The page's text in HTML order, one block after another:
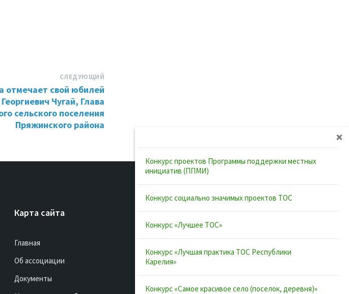
СЛЕДУЮЩИЙ
отмечает свой юбилей
Чугай, Глава
сельского поселения
Пряжинского района
Карта сайта
Главная
Об ассоциации
Документы
Полезные ссылки
Карелия
Комфортная городская среда в
Конкурс проектов Программы поддержки местных
инициатив (ППМИ)
Конкурс социально значимых проектов ТОС
Конкурс «Лучшее ТОС»
Конкурс «Лучшая практика ТОС Республики
Карелия»
Конкурс «Самое красивое село (поселок, деревня)»